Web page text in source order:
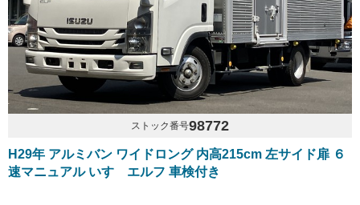
ストック番号98772
H29年 アルミバン ワイドロング 内高215cm 左サイド扉 ６
速マニュアル いすゞエルフ 車検付き